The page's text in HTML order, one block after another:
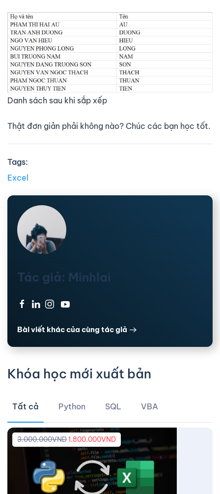
Danh sách sau khi sắp xếp
Thật đơn giản phải không nào? Chúc các bạn học tốt.
Tags:
Excel
Tác giả: Minhlai
· · ·
Bài viết khác của cùng tác giả
Khóa học mới xuất bản
Tất cả Python SQL VBA
3.000.000VND1.800.000VND